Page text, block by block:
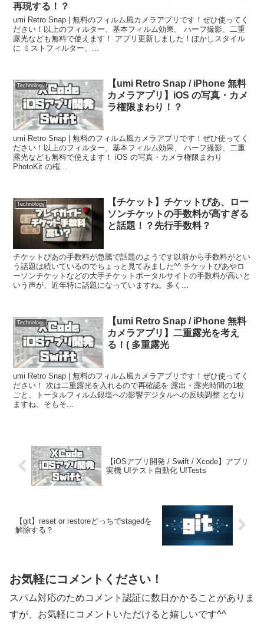
再現する！？
umi Retro Snap | 無料のフィルム風カメラアプリです！ぜひ使ってく
ださい！以上のフィルター、基本フィルム効果、 ハーフ撮影、二重
露光なども無料で使えます！ アプリ更新しました！ぼかしスタイル
に ミストフィルター、...
Technology
【umi Retro Snap / iPhone 無料
カメラアプリ】iOS の写真・カメ
ラ権限まわり！？
umi Retro Snap | 無料のフィルム風カメラアプリです！ぜひ使ってく
ださい！以上のフィルター、基本フィルム効果、 ハーフ撮影、二重
露光なども無料で使えます！ iOS の写真・カメラ権限まわり
PhotoKit の権...
Technology
【チケット】チケットぴあ、ロー
ソンチケットの手数料が高すぎる
と話題！？先行手数料？
チケットぴあの手数料が急騰で話題のようです以前から手数料がとい
う話題は続いているのでちょっと見てみました^^ チケットぴあやロ
ーソンチケットなどの大手チケットポータルサイトの手数料が高いと
いう声が、近年特に話題になっていますね。多く...
Technology
【umi Retro Snap / iPhone 無料
カメラアプリ】二重露光を考え
る！( 多重露光
umi Retro Snap | 無料のフィルム風カメラアプリです！ぜひ使ってく
ださい！ 次は二重露光を入れるので再確認を 露出・露光時間の1枚
ごと、トータルフィルム銀塩への影響デジタルへの反映調整 となり
ますね、そもそ...
【iOSアプリ開発 / Swift / Xcode】アプリ
実機 UIテスト自動化 UITests
【git】reset or restoreどっちでstagedを
解除する？
お気軽にコメントください！
スパム対応のためコメント認証に数日かかることがありま
すが、お気軽にコメントいただけると嬉しいです^^